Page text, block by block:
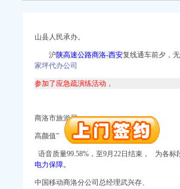
册）
口权）
工商注册）
渝江 （工商注册）
山县人民承办。
沪陕高速公路商洛-西安复线通车前夕，
家坪代办公司
参加了应急疏演练活动，
商洛市旅游局、
高颜值”
语音质量99.58%，至9月22日结束， 为各标
电力保障。
中国移动商洛分公司总经理武兴存、